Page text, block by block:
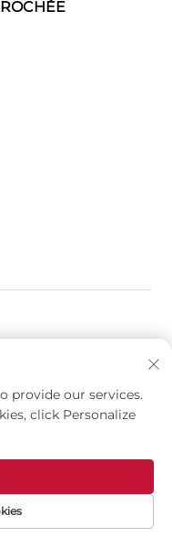
provide our services.
click Personalize